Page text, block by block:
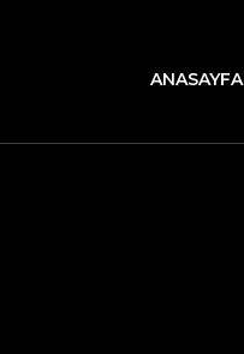
ANASAYFA